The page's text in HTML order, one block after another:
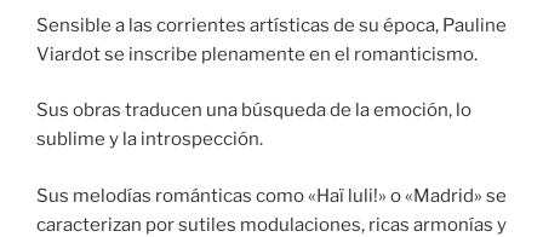
Sensible a las corrientes artísticas de su época, Pauline
Viardot se inscribe plenamente en el romanticismo.
Sus obras traducen una búsqueda de la emoción, lo
sublime y la introspección.
Sus melodías románticas como «Haï luli!» o «Madrid» se
caracterizan por sutiles modulaciones, ricas armonías y